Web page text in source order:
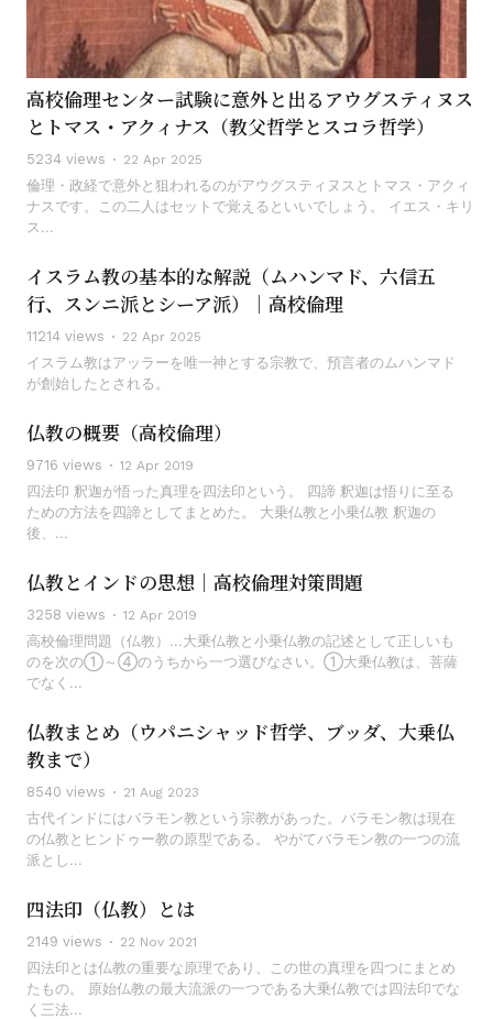
高校倫理センター試験に意外と出るアウグスティヌス
とトマス・アクィナス（教父哲学とスコラ哲学）
5234 views 22 Apr 2025
倫理・政経で意外と狙われるのがアウグスティヌスとトマス・アクィ
ナスです。この二人はセットで覚えるといいでしょう。 イエス・キリ
ス...
イスラム教の基本的な解説（ムハンマド、六信五
行、スンニ派とシーア派）｜高校倫理
11214 views 22 Apr 2025
イスラム教はアッラーを唯一神とする宗教で、預言者のムハンマド
が創始したとされる。
仏教の概要（高校倫理）
9716 views 12 Apr 2019
四法印 釈迦が悟った真理を四法印という。 四諦 釈迦は悟りに至る
ための方法を四諦としてまとめた。 大乗仏教と小乗仏教 釈迦の
後、...
仏教とインドの思想｜高校倫理対策問題
3258 views 12 Apr 2019
高校倫理問題（仏教）...大乗仏教と小乗仏教の記述として正しいも
のを次の①～④のうちから一つ選びなさい。①大乗仏教は、菩薩
でなく...
仏教まとめ（ウパニシャッド哲学、ブッダ、大乗仏
教まで）
8540 views 21 Aug 2023
古代インドにはバラモン教という宗教があった。バラモン教は現在
の仏教とヒンドゥー教の原型である。 やがてバラモン教の一つの流
派とし...
四法印（仏教）とは
2149 views 22 Nov 2021
四法印とは仏教の重要な原理であり、この世の真理を四つにまとめ
たもの。 原始仏教の最大流派の一つである大乗仏教では四法印でな
く三法...